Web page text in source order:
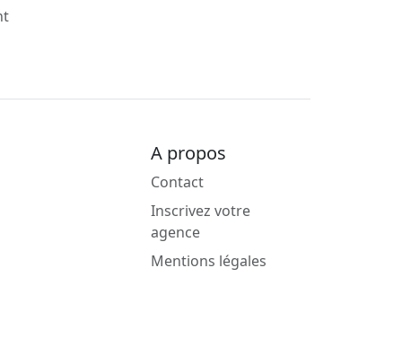
A propos
Contact
Inscrivez votre
agence
Mentions légales